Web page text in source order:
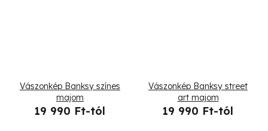
Vászonkép Banksy színes
majom
19 990 Ft-tól
Vászonkép Banksy street
art majom
19 990 Ft-tól